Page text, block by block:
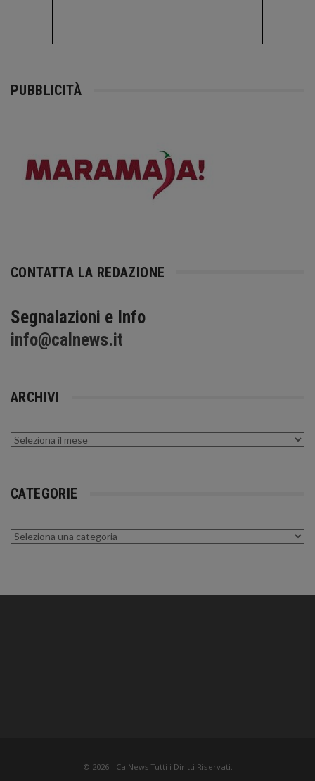
PUBBLICITÀ
CONTATTA LA REDAZIONE
Segnalazioni e Info
info@calnews.it
ARCHIVI
Archivi
CATEGORIE
Categorie
© 2026 - CalNews.Tutti i Diritti Riservati.